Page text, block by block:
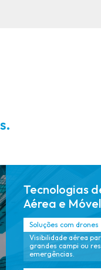
Tecnologias
Aérea e
Soluções com drones
Visibilidade aérea
grandes campi ou
emergências.